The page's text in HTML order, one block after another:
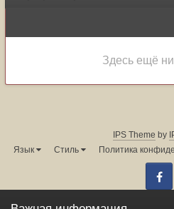
Здесь ещё
IPS Theme by
Язык
Стиль Политика
Администрация форума: